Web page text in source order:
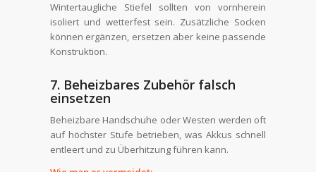
Wintertaugliche Stiefel sollten von vornherein
isoliert und wetterfest sein. Zusätzliche Socken
können ergänzen, ersetzen aber keine passende
Konstruktion.
7. Beheizbares Zubehör falsch
einsetzen
Beheizbare Handschuhe oder Westen werden oft
auf höchster Stufe betrieben, was Akkus schnell
entleert und zu Überhitzung führen kann.